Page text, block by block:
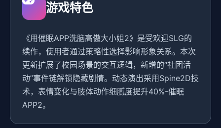
游戏特色
《用催眠APP洗脑高傲大小姐2》是受欢迎SLG的
续作，使用者通过策略性选择影响形象关系。本次
更新扩展了校园场景的交互逻辑，新增的“社团活
动”事件链解锁隐藏剧情。动态演出采用Spine2D技
术，表情变化与肢体动作细腻度提升40%-催眠
APP2。